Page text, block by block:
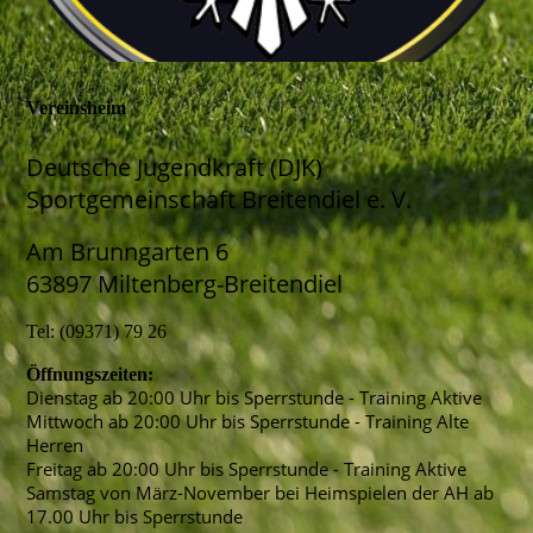
Vereinsheim
Deutsche Jugendkraft (DJK)
Sportgemeinschaft Breitendiel e. V.
Am Brunngarten 6
63897 Miltenberg-Breitendiel
Tel: (09371) 79 26
Öffnungszeiten:
Dienstag ab 20:00 Uhr bis Sperrstunde - Training Aktive
Mittwoch ab 20:00 Uhr bis Sperrstunde - Training Alte
Herren
Freitag ab 20:00 Uhr bis Sperrstunde - Training Aktive
Samstag von März-November bei Heimspielen der AH ab
17.00 Uhr bis Sperrstunde